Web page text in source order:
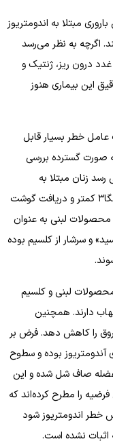
در سنین باروری مبتلا به اندومتریوز
هستند. اگرچه به نظر می‌رسد
درون ریز، ژنتیک و
این بیماری هنوز
عامل خطر بسیار قابل
صورت گسترده بررسی
زنان مبتلا به
اندومتریوز دریافت سبزیجات و اسیدهای چرب امگا۳ کمتر و دریافت گوشت
محصولات لبنی به عنوان
و سرشار از کلسیم بوده
لبنی و کلسیم
دارند. همچنین
را کاهش دهد. فرض بر
آندومتریوز بوده و سطوح
عضله صاف شل شده و این
را مطرح کرده‌اند که
اندومتریوز شود
اثبات نشده است.